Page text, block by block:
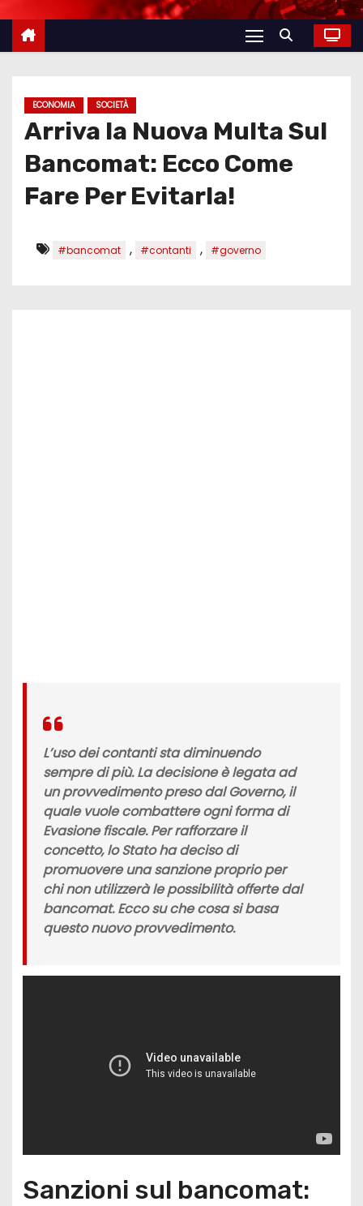
ECONOMIA SOCIETÀ
Arriva la Nuova Multa Sul
Bancomat: Ecco Come
Fare Per Evitarla!
#bancomat , #contanti , #governo
L’uso dei contantista diminuendo
sempre di più. La decisione è legata ad
un provvedimento preso dal Governo, il
quale vuole combattere ogni forma di
Evasione fiscale. Per rafforzare il
concetto, lo Stato ha deciso di
promuovere unasanzioneproprio per
chi non utilizzerà le possibilità offerte dal
bancomat. Ecco su che cosa si basa
questo nuovo provvedimento.
Sanzioni sul bancomat: